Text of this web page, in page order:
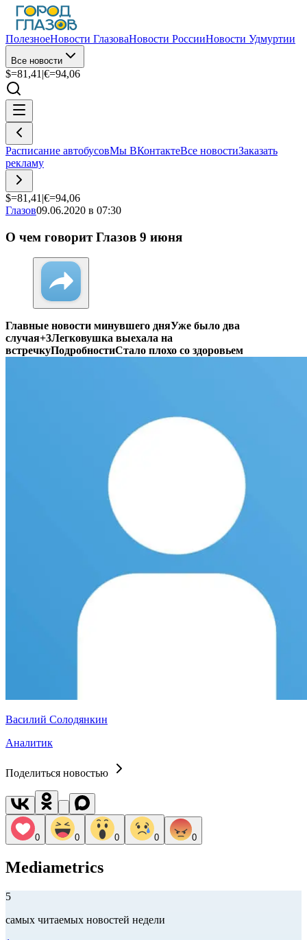
ПолезноеНовости ГлазоваНовости РоссииНовости Удмуртии
Все новости
$=81,41 |€=94,06
Расписание автобусовМы ВКонтактеВсе новостиЗаказать
рекламу
$=81,41 |€=94,06
Глазов09.06.2020 в 07:30
О чем говорит Глазов 9 июня
Главные новости минувшего дняУже было два
случая+3Легковушка выехала на
встречкуПодробностиСтало плохо со здоровьем
Василий Солодянкин
Аналитик
Поделиться новостью
0 0 0 0 0
Mediametrics
5
самых читаемых новостей недели